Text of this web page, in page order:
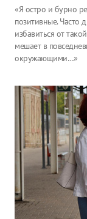
«Я остро и бурно
позитивные. Часто
избавиться от
мешает в
окружающими…»